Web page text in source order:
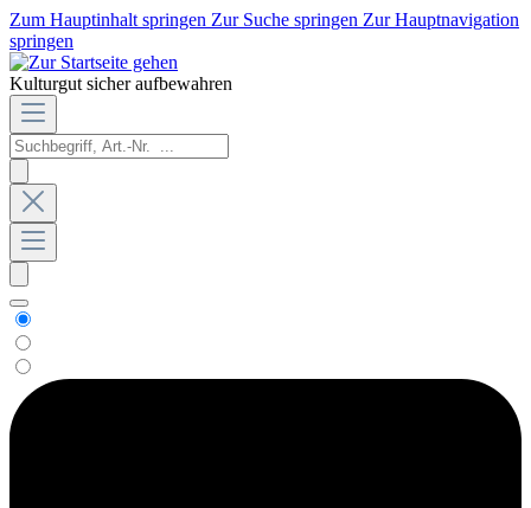
Zum Hauptinhalt springen Zur Suche springen Zur Hauptnavigation
springen
Kulturgut sicher aufbewahren